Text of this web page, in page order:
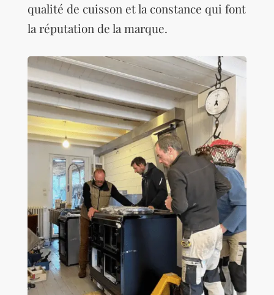
qualité de cuisson et la constance qui font
la réputation de la marque.